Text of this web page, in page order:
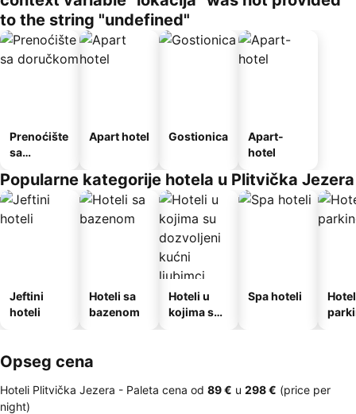
to the string "undefined"
Prenoćište
sa
Apart hotel Gostionica
Apart-
hotel
Popularne kategorije hotela u Plitvička Jezera
Jeftini
hoteli
Hoteli sa
bazenom
Hoteli u
kojima su
Spa hoteli
Opseg cena
Hoteli Plitvička Jezera - Paleta cena od ‎89 € u ‎298 € (price per
night)